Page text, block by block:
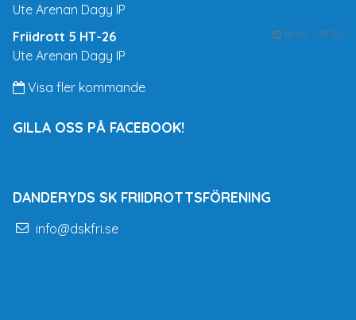
Ute Arenan Dagy IP
Friidrott 5 HT-26
18:00 - 19:30
Ute Arenan Dagy IP
Visa fler kommande
GILLA OSS PÅ FACEBOOK!
DANDERYDS SK FRIIDROTTSFÖRENING
info@dskfri.se